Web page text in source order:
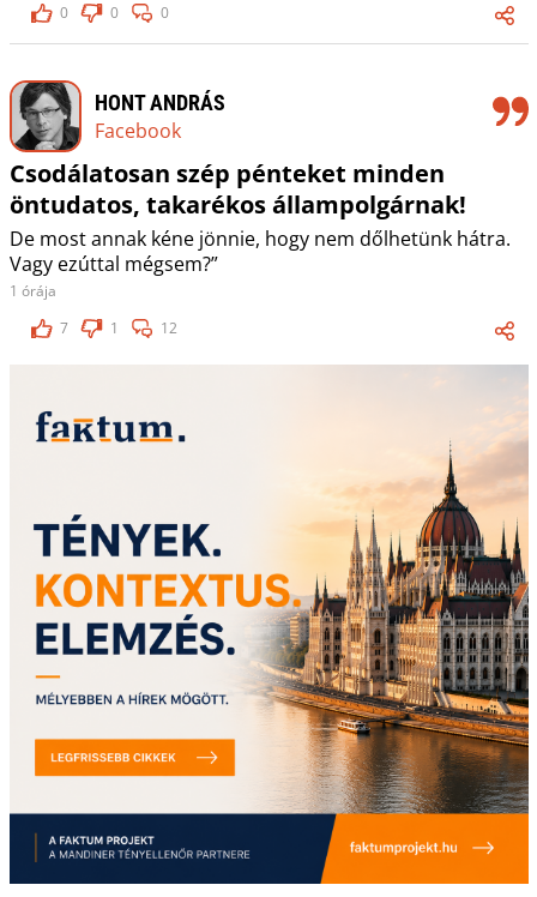
0
0 0
HONT ANDRÁS
Facebook
Csodálatosan szép pénteket minden
öntudatos, takarékos állampolgárnak!
De most annak kéne jönnie, hogy nem dőlhetünk hátra.
Vagy ezúttal mégsem?”
1 órája
7
1 12